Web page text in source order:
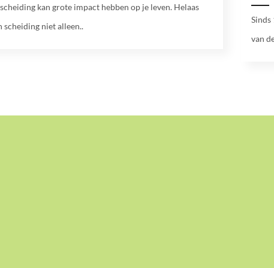
kan grote impact hebben op je leven. Helaas
scheiding niet alleen..
van